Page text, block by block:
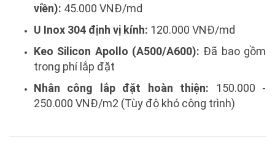
viền): 45.000 VNĐ/md
U Inox 304 định vị kính: 120.000 VNĐ/md
Keo Silicon Apollo (A500/A600): Đã bao gồm
trong phí lắp đặt
Nhân công lắp đặt hoàn thiện: 150.000 -
250.000 VNĐ/m2 (Tùy độ khó công trình)